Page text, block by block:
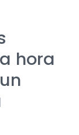
hora